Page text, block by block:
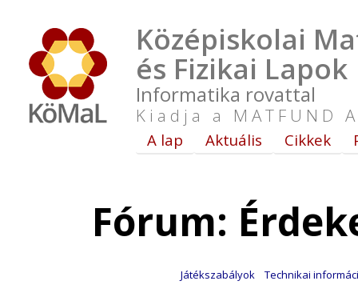
Középiskolai
és Fizikai Lapok
Informatika rovattal
Kiadja a MATFUND
A lap Aktuális Cikkek
Fórum:
Játékszabályok Technikai